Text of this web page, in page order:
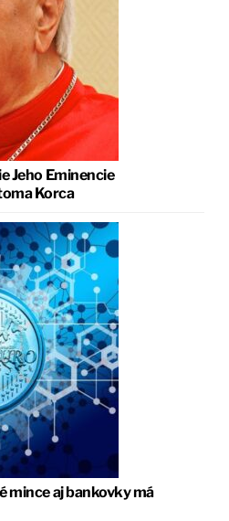
Jeho Eminencie
Korca
mince aj bankovky má